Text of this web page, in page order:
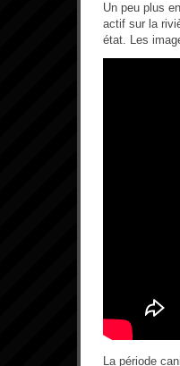
Un peu plus
actif sur la
état. Les
La période